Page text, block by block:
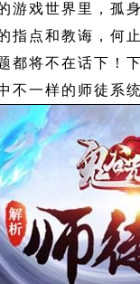
游戏世界里，孤
指点和教诲，何
都将不在话下！
不一样的师徒系